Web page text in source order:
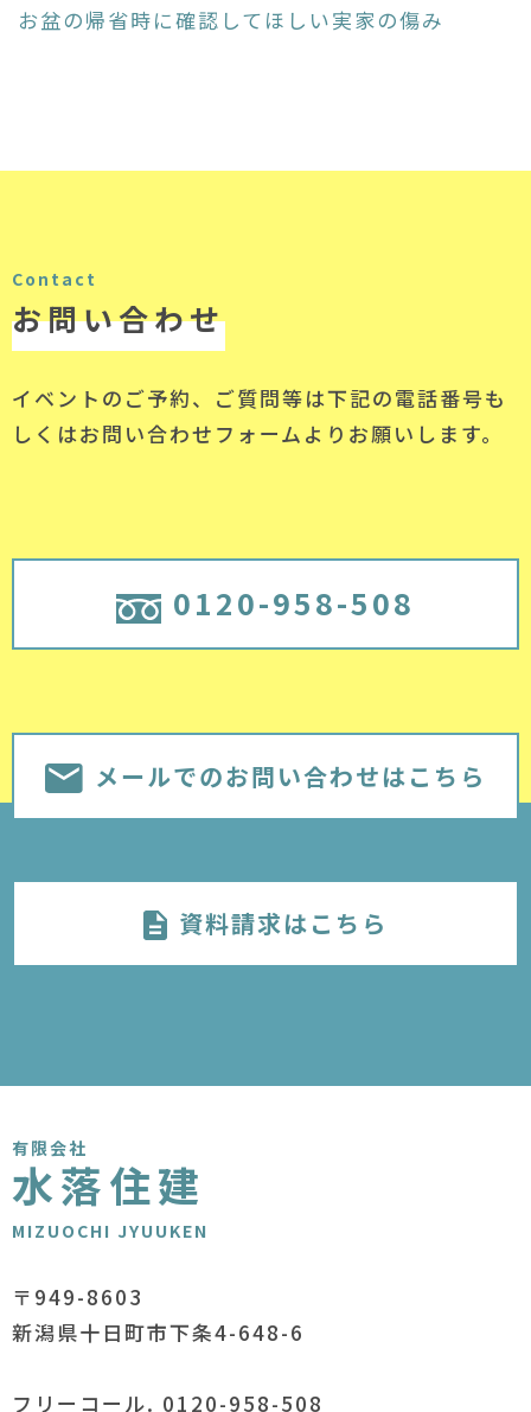
お盆の帰省時に確認してほしい実家の傷み
Contact
お問い合わせ
イベントのご予約、ご質問等は下記の電話番号も
しくはお問い合わせフォームよりお願いします。
0120-958-508
メールでのお問い合わせはこちら
資料請求はこちら
有限会社
水落住建
MIZUOCHI JYUUKEN
〒949-8603
新潟県十日町市下条4-648-6
フリーコール. 0120-958-508